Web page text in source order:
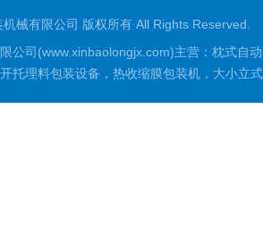
械有限公司 版权所有 All Rights Reserved.
公司(www.xinbaolongjx.com)主营：枕式自
托理料包装设备，热收缩膜包装机，大小立